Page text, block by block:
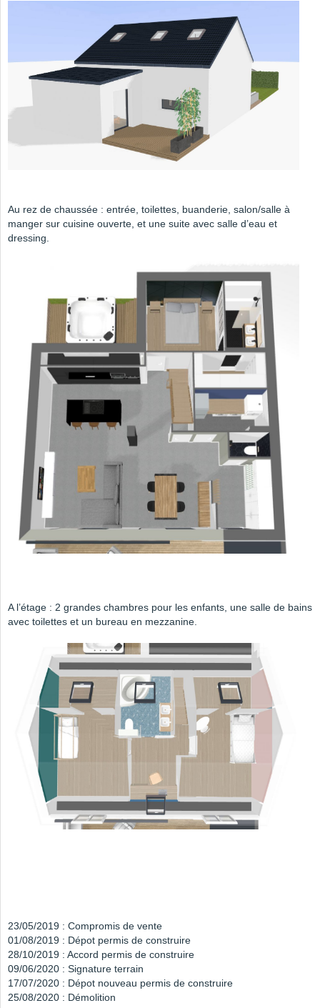
Au rez de chaussée : entrée, toilettes, buanderie, salon/salle à
manger sur cuisine ouverte, et une suite avec salle d’eau et
dressing.
A l’étage : 2 grandes chambres pour les enfants, une salle de bains
avec toilettes et un bureau en mezzanine.
23/05/2019 : Compromis de vente
01/08/2019 : Dépot permis de construire
28/10/2019 : Accord permis de construire
09/06/2020 : Signature terrain
17/07/2020 : Dépot nouveau permis de construire
25/08/2020 : Démolition